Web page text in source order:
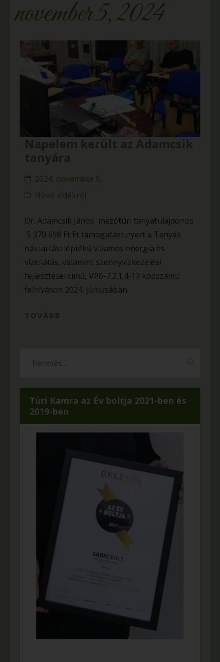
november 5, 2024
2024. november 5,
Hírek vidékről
Dr. Adamcsik János mezőtúri tanyatulajdonos
5 370 698 Ft Ft támogatást nyert a Tanyák
háztartási léptékű villamos energia és
vízellátás, valamint szennyvízkezelési
fejlesztései című, VP6-7.2.1.4-17 kódszámú
felhíváson 2024. júniusában.
Túri Kamra az Év boltja 2021-ben és
2019-ben